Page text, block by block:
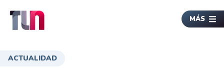
MÁS
ACTUALIDAD